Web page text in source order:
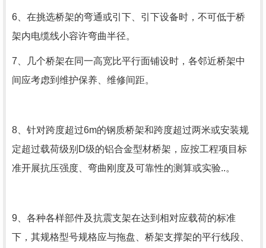
6、在挑选桥架的弯通或引下、引下设备时，不可低于桥
架内电缆线小容许弯曲半径。
7、几个桥架在同一高宽比平行面铺设时，各邻近桥架中
间应考虑到维护保养、维修间距。
8、针对跨度超过6m的钢质桥架和跨度超过两米或安装规
定超过载荷级别D级的铝合金型材桥架，应按工程项目标
准开展抗压强度、弯曲刚度及可靠性的测算或实验..。
9、各种各样部件及抗震支架在达到相对应载荷的标准
下，其规格型号规格应与拖盘、桥架支撑架的平行线段、